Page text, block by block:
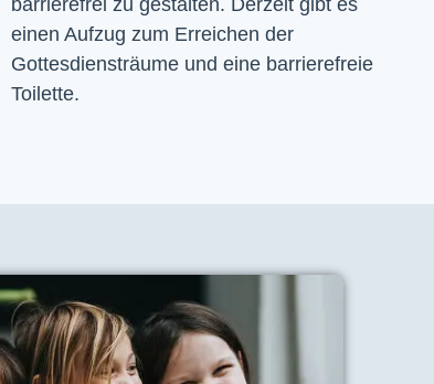
barrierefrei zu gestalten. Derzeit gibt es
einen Aufzug zum Erreichen der
Gottesdiensträume und eine barrierefreie
Toilette.